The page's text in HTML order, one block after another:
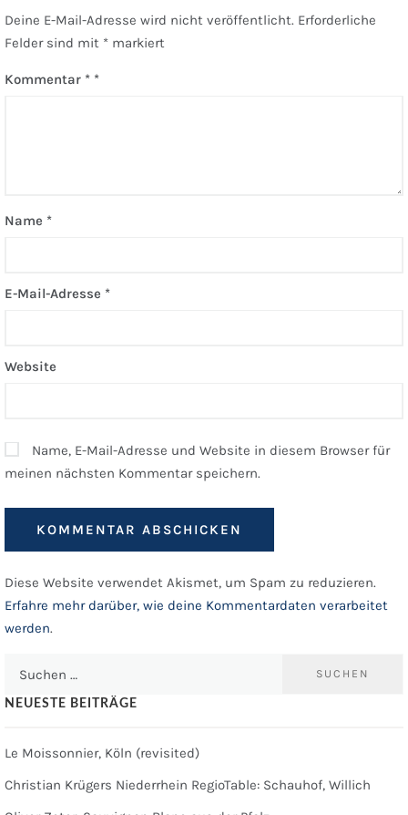
Deine E-Mail-Adresse wird nicht veröffentlicht. Erforderliche
Felder sind mit * markiert
Kommentar *
Name *
E-Mail-Adresse *
Website
Name, E-Mail-Adresse und Website in diesem Browser für
meinen nächsten Kommentar speichern.
Diese Website verwendet Akismet, um Spam zu reduzieren.
Erfahre mehr darüber, wie deine Kommentardaten verarbeitet
werden.
NEUESTE BEITRÄGE
Le Moissonnier, Köln (revisited)
Christian Krügers Niederrhein RegioTable: Schauhof, Willich